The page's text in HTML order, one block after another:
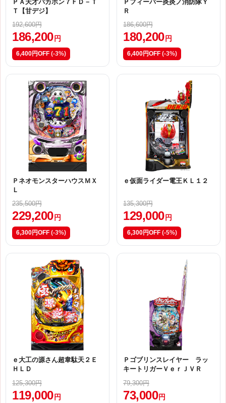
ＰＡ天才バカボン７ＦＤ－Ｔ
Ｔ【甘デジ】
192,600円
186,200 円
6,400円OFF (-3%)
Ｐフィーバー炎炎ノ消防隊Ｙ
Ｒ
186,600円
180,200 円
6,400円OFF (-3%)
ＰネオモンスターハウスＭＸ
Ｌ
235,500円
229,200 円
6,300円OFF (-3%)
ｅ仮面ライダー電王ＫＬ１２
135,300円
129,000 円
6,300円OFF (-5%)
ｅ大工の源さん超韋駄天２Ｅ
ＨＬＤ
125,300円
119,000 円
Ｐゴブリンスレイヤー ラッ
キートリガーＶｅｒＪＶＲ
79,300円
73,000 円